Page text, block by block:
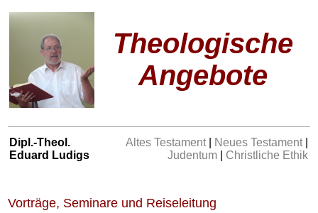
Theologische
Angebote
Dipl.-Theol.
Eduard Ludigs
Altes Testament| Neues Testament|
Judentum
Christliche Ethik
Vorträge, Seminare und Reiseleitung